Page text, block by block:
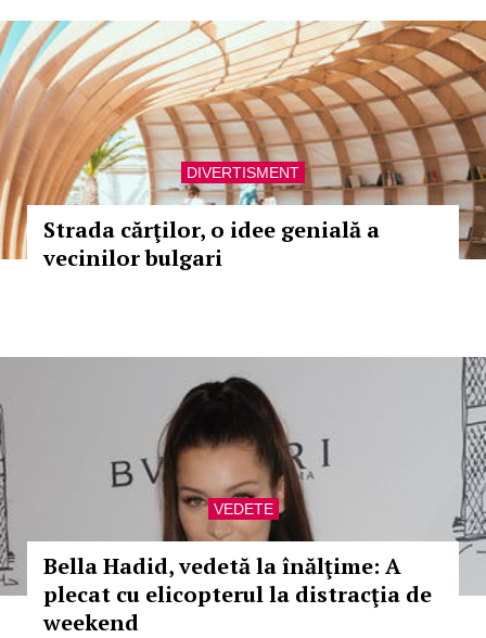
DIVERTISMENT
Strada cărţilor, o idee genială a
vecinilor bulgari
VEDETE
Bella Hadid, vedetă la înălţime: A
plecat cu elicopterul la distracţia de
weekend